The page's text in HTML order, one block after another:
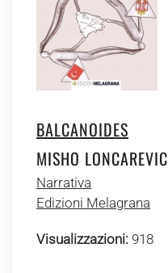
BALCANOIDES
MISHO LONCAREVIC
Narrativa
Edizioni Melagrana
Visualizzazioni: 918